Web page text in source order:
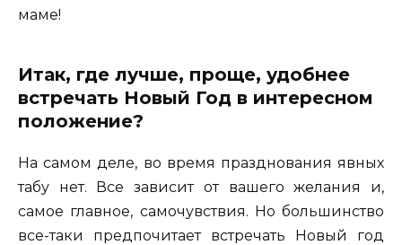
маме!
Итак, где лучше, проще, удобнее
встречать Новый Год в интересном
положение?
На самом деле, во время празднования явных
табу нет. Все зависит от вашего желания и,
самое главное, самочувствия. Но большинство
все-таки предпочитает встречать Новый год